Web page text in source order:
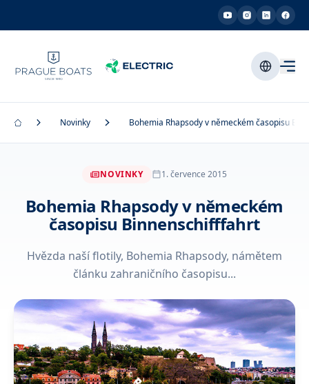
Novinky Bohemia Rhapsody v německém časopisu
NOVINKY 1. července 2015
Bohemia Rhapsody v německém
časopisu Binnenschifffahrt
Hvězda naší flotily, Bohemia Rhapsody, námětem
článku zahraničního časopisu...